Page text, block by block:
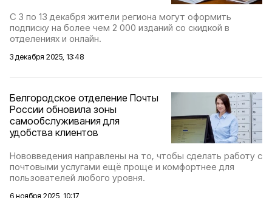
С 3 по 13 декабря жители региона могут оформить
подписку на более чем 2 000 изданий со скидкой в
отделениях и онлайн.
3 декабря 2025, 13:48
Белгородское отделение Почты
России обновила зоны
самообслуживания для
удобства клиентов
Нововведения направлены на то, чтобы сделать работу с
почтовыми услугами ещё проще и комфортнее для
пользователей любого уровня.
6 ноября 2025, 10:17